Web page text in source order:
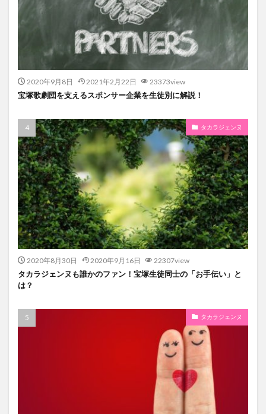
2020年9月8日 2021年2月22日 23373view
宝塚歌劇団を支えるスポンサー企業を生徒別に解説！
タカラジェンヌ
2020年8月30日 2020年9月16日 22307view
タカラジェンヌも誰かのファン！宝塚生徒同士の「お手伝い」と
は？
タカラジェンヌ